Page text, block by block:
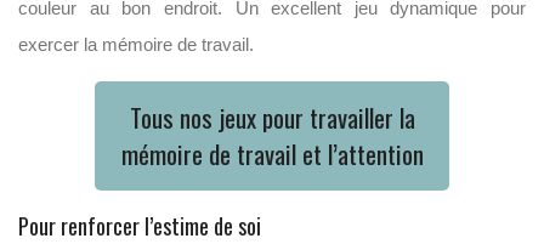
couleur au bon endroit. Un excellent jeu dynamique pour
exercer la mémoire de travail.
Tous nos jeux pour travailler la
mémoire de travail et l’attention
Pour renforcer l’estime de soi